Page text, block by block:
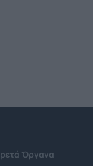
Όργανα